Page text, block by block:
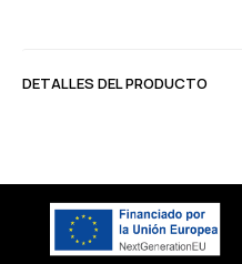
DETALLES DEL PRODUCTO